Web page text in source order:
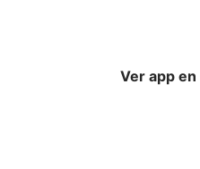
Ver app en